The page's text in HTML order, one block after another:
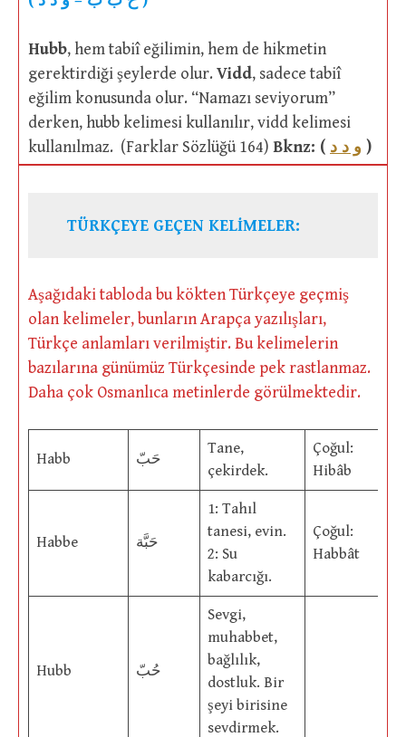
Hubb, hem tabiî eğilimin, hem de hikmetin
gerektirdiği şeylerde olur. Vidd, sadece tabiî
eğilim konusunda olur. “Namazı seviyorum”
derken, hubb kelimesi kullanılır, vidd kelimesi
kullanılmaz. (Farklar Sözlüğü 164) Bknz: ( و د د )
TÜRKÇEYE GEÇEN KELİMELER:
Aşağıdaki tabloda bu kökten Türkçeye geçmiş
olan kelimeler, bunların Arapça yazılışları,
Türkçe anlamları verilmiştir. Bu kelimelerin
bazılarına günümüz Türkçesinde pek rastlanmaz.
Daha çok Osmanlıca metinlerde görülmektedir.
Habb حَبّ
Tane,
çekirdek.
Çoğul:
Hibâb
Habbe حَبَّة
1: Tahıl
tanesi, evin.
2: Su
kabarcığı.
Çoğul:
Habbât
Hubb حُبّ
Sevgi,
muhabbet,
bağlılık,
dostluk. Bir
şeyi birisine
sevdirmek.